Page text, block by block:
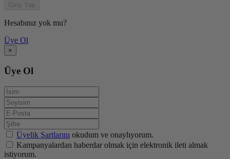
Giriş Yap
Hesabınız yok mu?
Üye Ol
×
Üye Ol
Üyelik Şartlarını okudum ve onaylıyorum.
Kampanyalardan haberdar olmak için elektronik ileti almak
istiyorum.